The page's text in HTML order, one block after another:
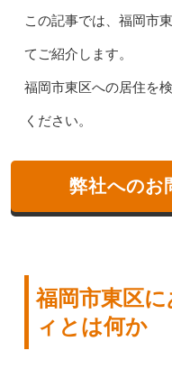
この記事では、福岡市
てご紹介します。
福岡市東区への居住を
ください。
弊社へのお
福岡市東区
ィとは何か